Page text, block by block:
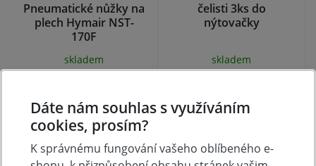
Pneumatické nůžky na
plech Hymair NST-
170F
skladem
čelisti 3ks do
nýtovačky
skladem
Dáte nám souhlas s využíváním
cookies, prosím?
K správnému fungování vašeho oblíbeného e-